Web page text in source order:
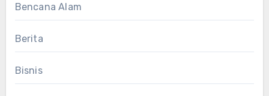
Bencana Alam
Berita
Bisnis